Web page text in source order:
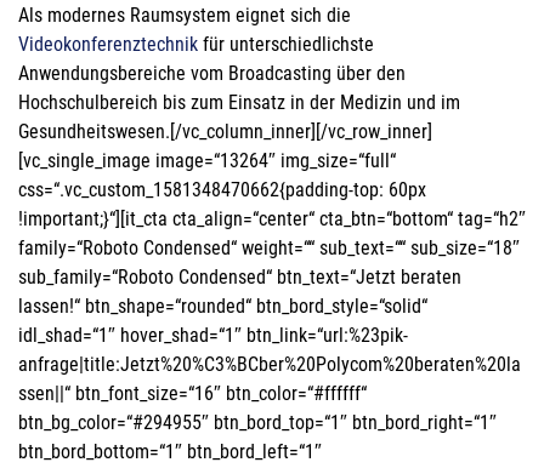
Als modernes Raumsystem eignet sich die
Videokonferenztechnik für unterschiedlichste
Anwendungsbereiche vom Broadcasting über den
Hochschulbereich bis zum Einsatz in der Medizin und im
Gesundheitswesen.[/vc_column_inner][/vc_row_inner]
[vc_single_image image=“13264″ img_size=“full“
css=“.vc_custom_1581348470662{padding-top: 60px
!important;}“][it_cta cta_align=“center“ cta_btn=“bottom“ tag=“h2″
family=“Roboto Condensed“ weight=““ sub_text=““ sub_size=“18″
sub_family=“Roboto Condensed“ btn_text=“Jetzt beraten
lassen!“ btn_shape=“rounded“ btn_bord_style=“solid“
idl_shad=“1″ hover_shad=“1″ btn_link=“url:%23pik-
anfrage|title:Jetzt%20%C3%BCber%20Polycom%20beraten%20la
ssen||“ btn_font_size=“16″ btn_color=“#ffffff“
btn_bg_color=“#294955″ btn_bord_top=“1″ btn_bord_right=“1″
btn_bord_bottom=“1″ btn_bord_left=“1″